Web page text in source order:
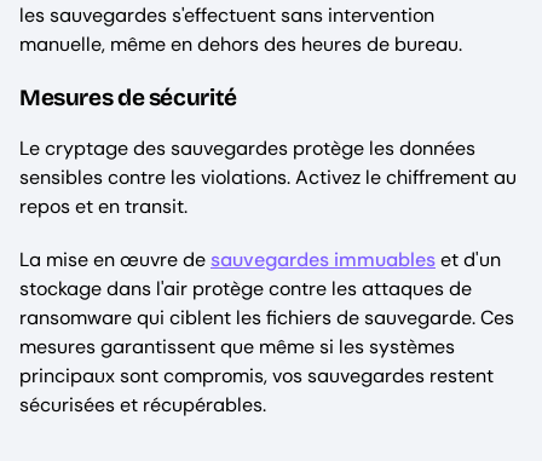
les sauvegardes s'effectuent sans intervention
manuelle, même en dehors des heures de bureau.
Mesures de sécurité
Le cryptage des sauvegardes protège les données
sensibles contre les violations. Activez le chiffrement au
repos et en transit.
La mise en œuvre de sauvegardes immuableset d'un
stockage dans l'air protège contre les attaques de
ransomware qui ciblent les fichiers de sauvegarde. Ces
mesures garantissent que même si les systèmes
principaux sont compromis, vos sauvegardes restent
sécurisées et récupérables.